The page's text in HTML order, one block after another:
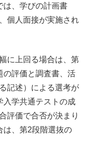
は、学びの計画書
個人面接が実施され
に上回る場合は、第
の評価と調査書、活
記述）による選考が
入学共通テストの成
評価で合否が決まり
は、第2段階選抜の